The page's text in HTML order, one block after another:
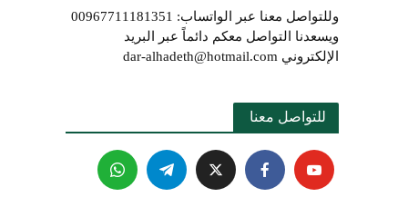
وللتواصل معنا عبر الواتساب: 00967711181351
ويسعدنا التواصل معكم دائماً عبر البريد
الإلكتروني dar-alhadeth@hotmail.com
للتواصل معنا